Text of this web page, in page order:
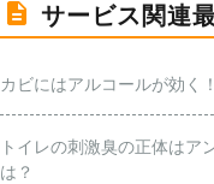
サービス関連
カビにはアルコールが効く
トイレの刺激臭の正体はア
は？